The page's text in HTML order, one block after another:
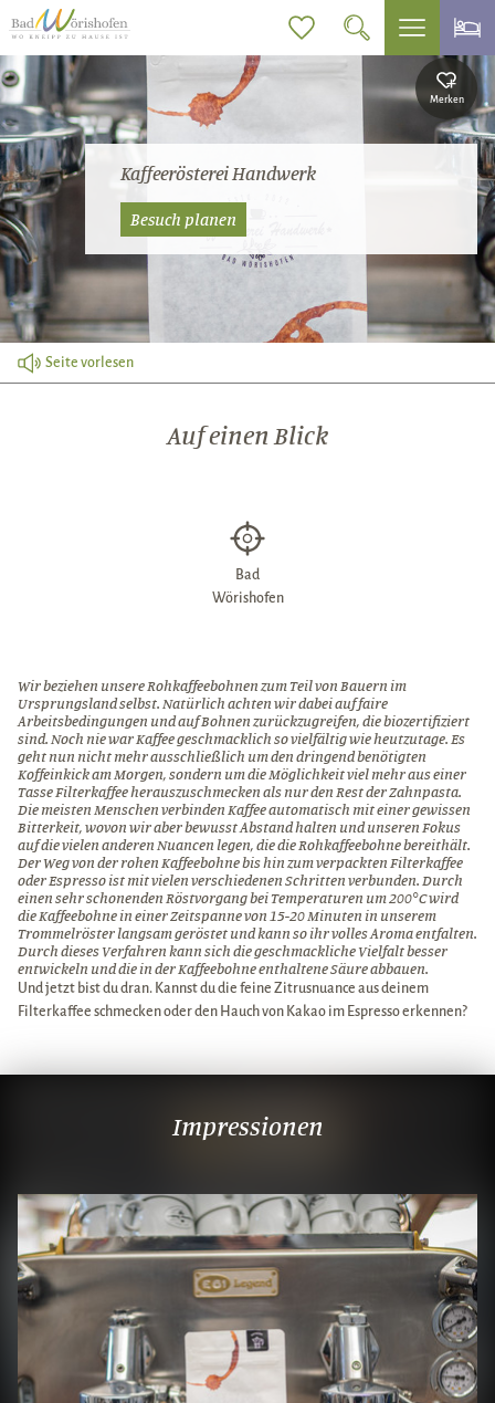
Kaffeerösterei Handwerk
Besuch planen
Seite vorlesen
Auf einen Blick
Bad
Wörishofen
Wir beziehen unsere Rohkaffeebohnen zum Teil von Bauern im
Ursprungsland selbst. Natürlich achten wir dabei auf faire
Arbeitsbedingungen und auf Bohnen zurückzugreifen, die biozertifiziert
sind. Noch nie war Kaffee geschmacklich so vielfältig wie heutzutage. Es
geht nun nicht mehr ausschließlich um den dringend benötigten
Koffeinkick am Morgen, sondern um die Möglichkeit viel mehr aus einer
Tasse Filterkaffee herauszuschmecken als nur den Rest der Zahnpasta.
Die meisten Menschen verbinden Kaffee automatisch mit einer gewissen
Bitterkeit, wovon wir aber bewusst Abstand halten und unseren Fokus
auf die vielen anderen Nuancen legen, die die Rohkaffeebohne bereithält.
Der Weg von der rohen Kaffeebohne bis hin zum verpackten Filterkaffee
oder Espresso ist mit vielen verschiedenen Schritten verbunden. Durch
einen sehr schonenden Röstvorgang bei Temperaturen um 200°C wird
die Kaffeebohne in einer Zeitspanne von 15-20 Minuten in unserem
Trommelröster langsam geröstet und kann so ihr volles Aroma entfalten.
Durch dieses Verfahren kann sich die geschmackliche Vielfalt besser
entwickeln und die in der Kaffeebohne enthaltene Säure abbauen.
Und jetzt bist du dran. Kannst du die feine Zitrusnuance aus deinem
Filterkaffee schmecken oder den Hauch von Kakao im Espresso erkennen?
Impressionen
Merken